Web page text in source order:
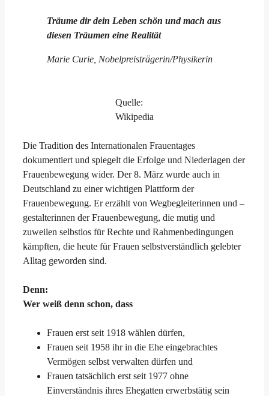
Träume dir dein Leben schön und mach aus
diesen Träumen eine Realität
Marie Curie, Nobelpreisträgerin/Physikerin
Quelle:
Wikipedia
Die Tradition des Internationalen Frauentages
dokumentiert und spiegelt die Erfolge und Niederlagen der
Frauenbewegung wider. Der 8. März wurde auch in
Deutschland zu einer wichtigen Plattform der
Frauenbewegung. Er erzählt von Wegbegleiterinnen und –
gestalterinnen der Frauenbewegung, die mutig und
zuweilen selbstlos für Rechte und Rahmenbedingungen
kämpften, die heute für Frauen selbstverständlich gelebter
Alltag geworden sind.
Denn:
Wer weiß denn schon, dass
Frauen erst seit 1918 wählen dürfen,
Frauen seit 1958 ihr in die Ehe eingebrachtes
Vermögen selbst verwalten dürfen und
Frauen tatsächlich erst seit 1977 ohne
Einverständnis ihres Ehegatten erwerbstätig sein